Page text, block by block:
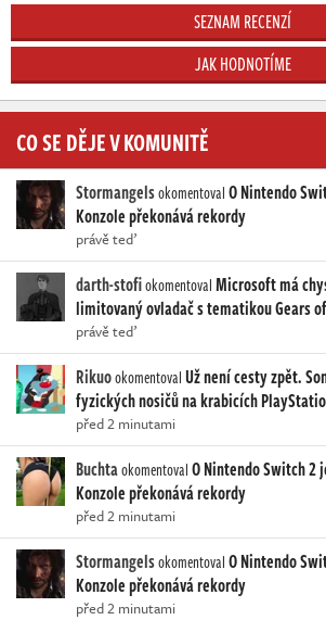
SEZNAM RECENZÍ
JAK HODNOTÍME
CO SE DĚJE V KOMUNITĚ
StormangelsokomentovalO Nintendo
Konzole překonává rekordy
právě teď
darth-stofiokomentovalMicrosoft má
limitovaný ovladač s tematikou Gears
právě teď
RikuookomentovalUž není cesty zpět.
fyzických nosičů na krabicích
před 2 minutami
BuchtaokomentovalO Nintendo Switch 2
Konzole překonává rekordy
před 2 minutami
StormangelsokomentovalO Nintendo
Konzole překonává rekordy
před 2 minutami